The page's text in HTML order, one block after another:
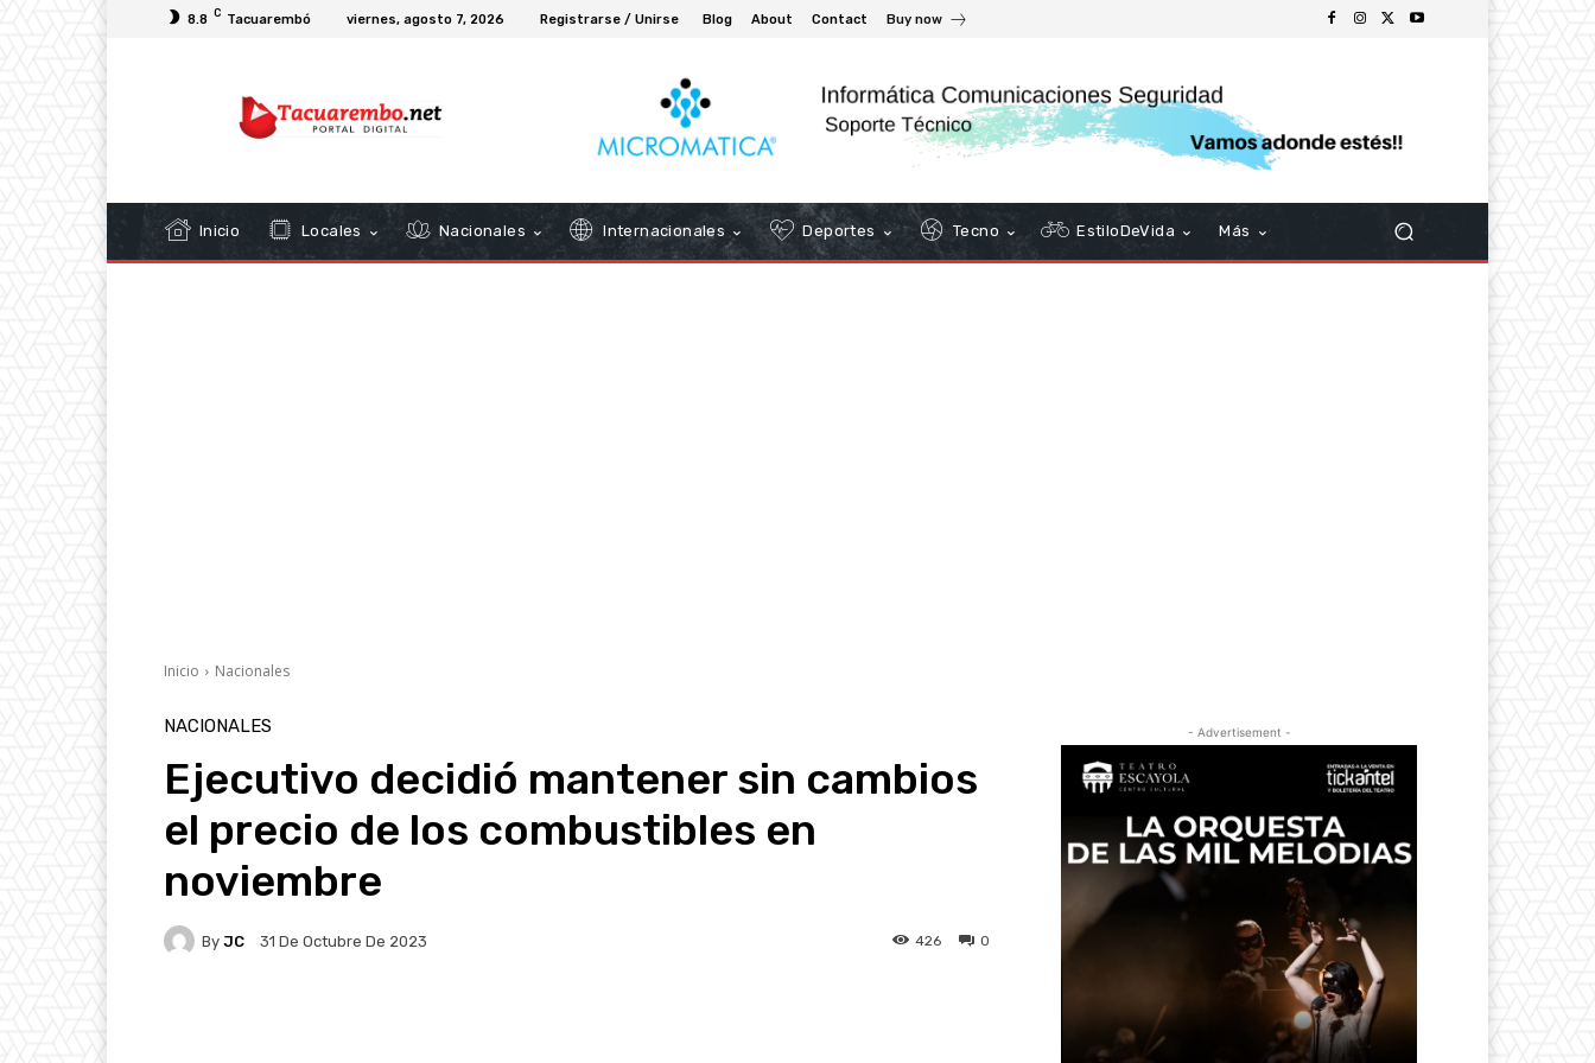
8.8 C Tacuarembó viernes, agosto 7, 2026 Registrarse / Unirse Blog About Contact Buy now
Inicio Locales Nacionales Internacionales Deportes Tecno EstiloDeVida Más
Inicio Nacionales
NACIONALES
Ejecutivo decidió mantener sin cambios
el precio de los combustibles en
noviembre
By JC 31 De Octubre De 2023 0
426
- Advertisement -